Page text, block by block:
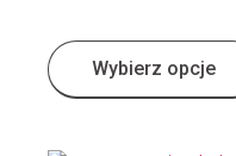
Wybierz opcje